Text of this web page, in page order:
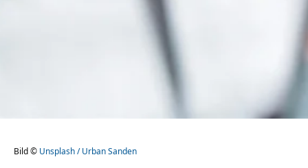
Bild © Unsplash / Urban Sanden